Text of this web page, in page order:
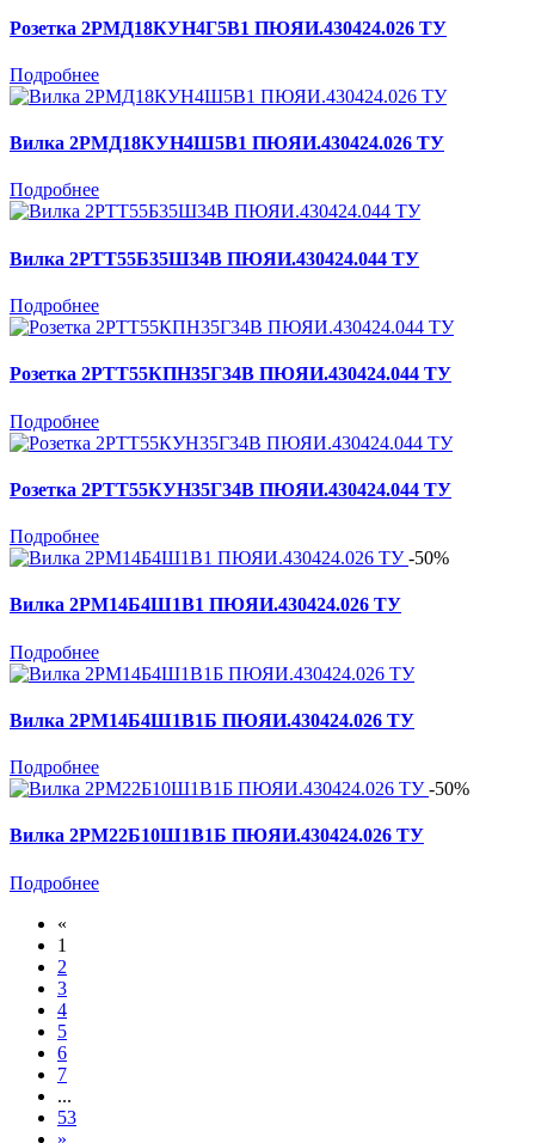
Розетка 2РМД18КУН4Г5В1 ПЮЯИ.430424.026 ТУ
Подробнее
Вилка 2РМД18КУН4Ш5В1 ПЮЯИ.430424.026 ТУ
Подробнее
Вилка 2РТТ55Б35Ш34В ПЮЯИ.430424.044 ТУ
Подробнее
Розетка 2РТТ55КПН35Г34В ПЮЯИ.430424.044 ТУ
Подробнее
Розетка 2РТТ55КУН35Г34В ПЮЯИ.430424.044 ТУ
Подробнее
-50%
Вилка 2РМ14Б4Ш1В1 ПЮЯИ.430424.026 ТУ
Подробнее
Вилка 2РМ14Б4Ш1В1Б ПЮЯИ.430424.026 ТУ
Подробнее
-50%
Вилка 2РМ22Б10Ш1В1Б ПЮЯИ.430424.026 ТУ
Подробнее
«
1
2
3
4
5
6
7
...
53
»